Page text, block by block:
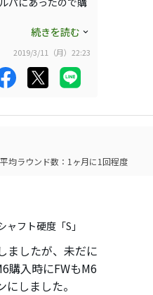
ラブで評価が高
ッドウです。
フェース面がやや
がりミスにも強
と良いと思いま
続きを読む
2019/3/11（月）22:23
平均ラウンド数：1ヶ月に1回程度
フト硬度「S」
ましたが、未だに
購入時にFWもM6
しました。